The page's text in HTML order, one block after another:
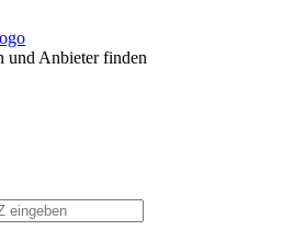
und Anbieter finden